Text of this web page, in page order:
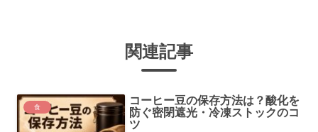
関連記事
食
コーヒー豆の保存方法は？酸化を
防ぐ密閉遮光・冷凍ストックのコ
ツ